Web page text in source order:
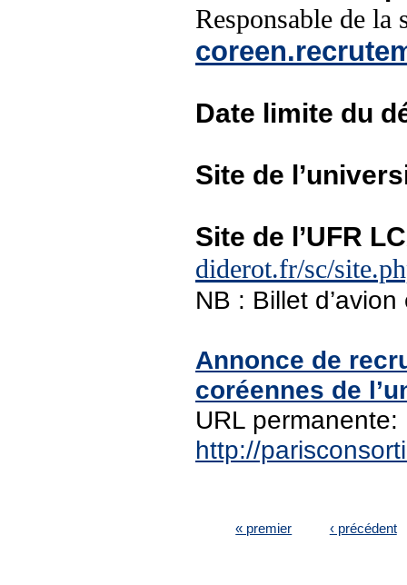
Responsable de la
Date limite du
Site de
Site de l’UFR
diderot.fr/sc/
NB : Billet
Annonce de
coréennes de
URL permanente:
http://
« premier ‹ précédent